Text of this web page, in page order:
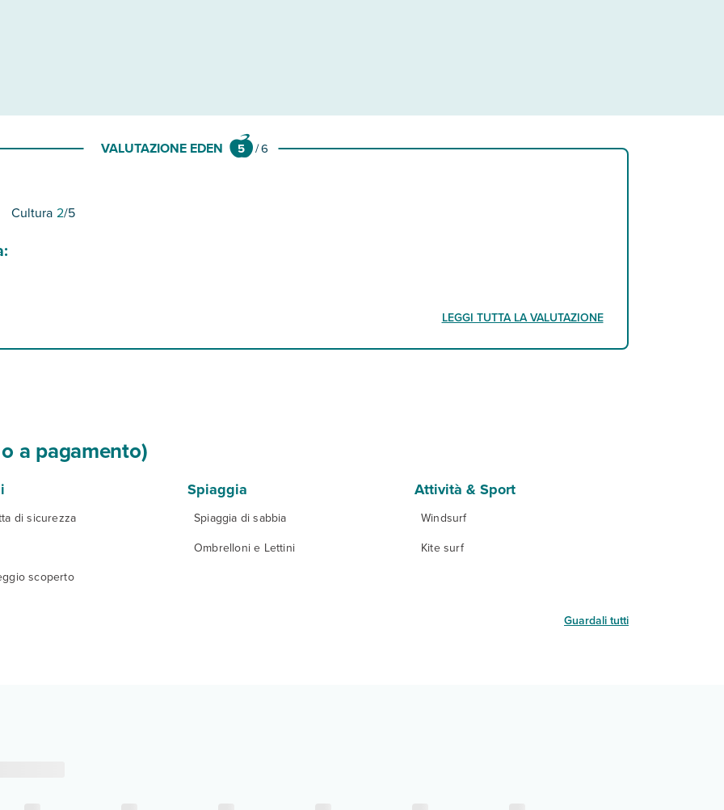
VALUTAZIONE EDEN 5 /6
Cultura 2/5
LEGGI TUTTA LA VALUTAZIONE
a pagamento)
di sicurezza
scoperto
Spiaggia
Spiaggia di sabbia
Ombrelloni e Lettini
Attività & Sport
Windsurf
Kite surf
Guardali tutti